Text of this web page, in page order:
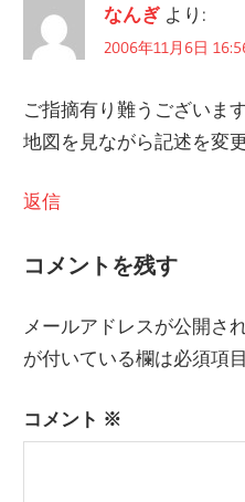
なんぎ より:
2006年11月6日
ご指摘有り難うございます
地図を見ながら記述を変
返信
コメントを残す
メールアドレスが公開さ
が付いている欄は必須項
コメント ※